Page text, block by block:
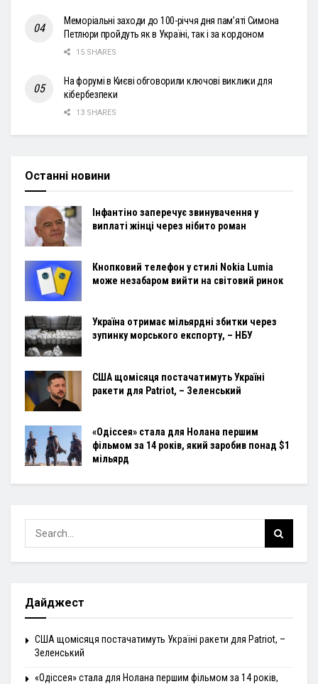
Меморіальні заходи до 100-річчя дня пам’яті Симона
Петлюри пройдуть як в Україні, так і за кордоном
15 SHARES
На форумі в Києві обговорили ключові виклики для
кібербезпеки
13 SHARES
Останні новини
Інфантіно заперечує звинувачення у
виплаті жінці через нібито роман
Кнопковий телефон у стилі Nokia Lumia
може незабаром вийти на світовий ринок
Україна отримає мільярдні збитки через
зупинку морського експорту, – НБУ
США щомісяця постачатимуть Україні
ракети для Patriot, – Зеленський
«Одіссея» стала для Нолана першим
фільмом за 14 років, який заробив понад $1
мільярд
Дайджест
США щомісяця постачатимуть Україні ракети для Patriot, –
Зеленський
«Одіссея» стала для Нолана першим фільмом за 14 років,